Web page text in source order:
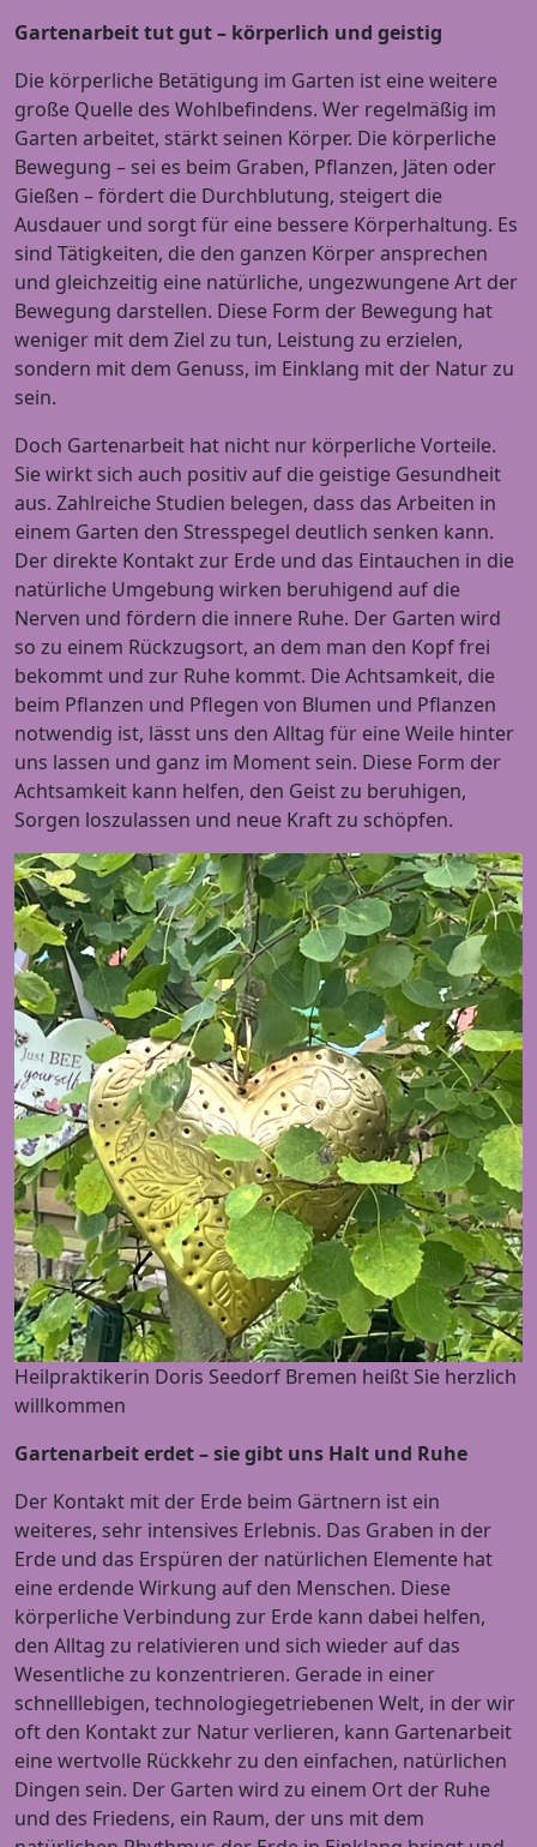
Gartenarbeit tut gut – körperlich und geistig
Die körperliche Betätigung im Garten ist eine weitere
große Quelle des Wohlbefindens. Wer regelmäßig im
Garten arbeitet, stärkt seinen Körper. Die körperliche
Bewegung – sei es beim Graben, Pflanzen, Jäten oder
Gießen – fördert die Durchblutung, steigert die
Ausdauer und sorgt für eine bessere Körperhaltung. Es
sind Tätigkeiten, die den ganzen Körper ansprechen
und gleichzeitig eine natürliche, ungezwungene Art der
Bewegung darstellen. Diese Form der Bewegung hat
weniger mit dem Ziel zu tun, Leistung zu erzielen,
sondern mit dem Genuss, im Einklang mit der Natur zu
sein.
Doch Gartenarbeit hat nicht nur körperliche Vorteile.
Sie wirkt sich auch positiv auf die geistige Gesundheit
aus. Zahlreiche Studien belegen, dass das Arbeiten in
einem Garten den Stresspegel deutlich senken kann.
Der direkte Kontakt zur Erde und das Eintauchen in die
natürliche Umgebung wirken beruhigend auf die
Nerven und fördern die innere Ruhe. Der Garten wird
so zu einem Rückzugsort, an dem man den Kopf frei
bekommt und zur Ruhe kommt. Die Achtsamkeit, die
beim Pflanzen und Pflegen von Blumen und Pflanzen
notwendig ist, lässt uns den Alltag für eine Weile hinter
uns lassen und ganz im Moment sein. Diese Form der
Achtsamkeit kann helfen, den Geist zu beruhigen,
Sorgen loszulassen und neue Kraft zu schöpfen.
Heilpraktikerin Doris Seedorf Bremen heißt Sie herzlich
willkommen
Gartenarbeit erdet – sie gibt uns Halt und Ruhe
Der Kontakt mit der Erde beim Gärtnern ist ein
weiteres, sehr intensives Erlebnis. Das Graben in der
Erde und das Erspüren der natürlichen Elemente hat
eine erdende Wirkung auf den Menschen. Diese
körperliche Verbindung zur Erde kann dabei helfen,
den Alltag zu relativieren und sich wieder auf das
Wesentliche zu konzentrieren. Gerade in einer
schnelllebigen, technologiegetriebenen Welt, in der wir
oft den Kontakt zur Natur verlieren, kann Gartenarbeit
eine wertvolle Rückkehr zu den einfachen, natürlichen
Dingen sein. Der Garten wird zu einem Ort der Ruhe
und des Friedens, ein Raum, der uns mit dem